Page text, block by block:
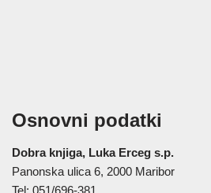
Osnovni podatki
Dobra knjiga, Luka Erceg s.p.
Panonska ulica 6, 2000 Maribor
Tel: 051/696-381